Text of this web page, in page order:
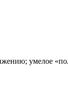
умелое